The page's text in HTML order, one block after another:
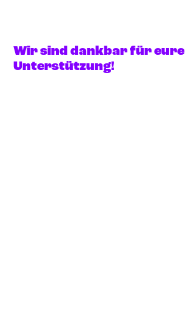
Wir sind dankbar für eure
Unterstützung!